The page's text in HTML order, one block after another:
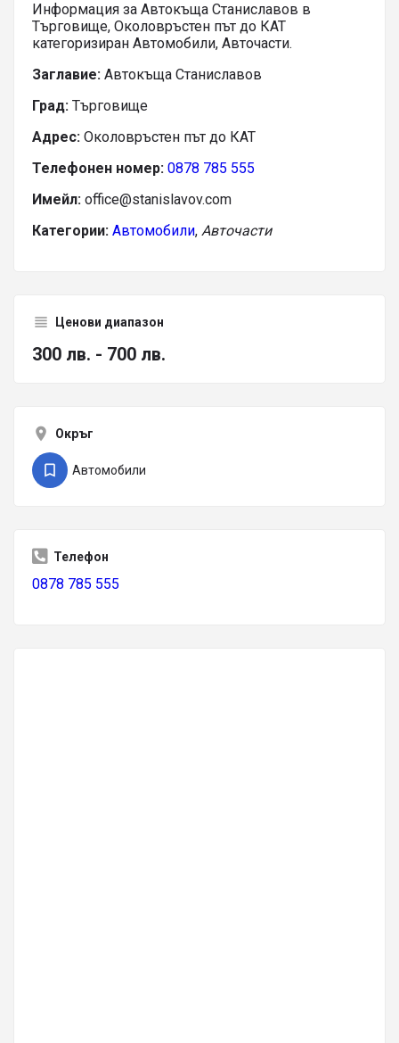
Информация за Автокъща Станиславов в
Търговище, Околовръстен път до КАТ
категоризиран Автомобили, Авточасти.
Заглавие: Автокъща Станиславов
Град: Търговище
Адрес: Околовръстен път до КАТ
Телефонен номер: 0878 785 555
Имейл: office@stanislavov.com
Категории: Автомобили, Авточасти
Ценови диапазон
300 лв. - 700 лв.
Окръг
Автомобили
Телефон
0878 785 555